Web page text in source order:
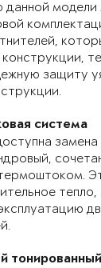
модели
конструкции,
защиту
система
замена
тепло,